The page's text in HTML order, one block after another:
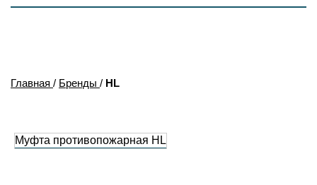
Главная / Бренды / HL
Муфта противопожарная HL